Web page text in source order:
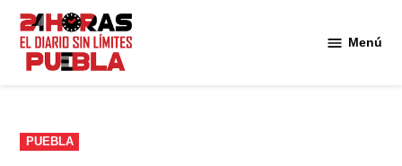
Saltar
contenido
Menú
PUBLICADO
EN
PUEBLA